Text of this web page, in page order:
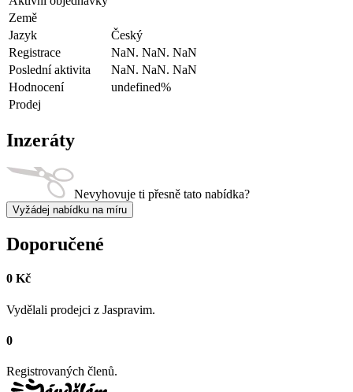
Země
Jazyk
Český
Registrace
NaN. NaN. NaN
Poslední aktivita
NaN. NaN. NaN
Hodnocení
undefined%
Prodej
Inzeráty
Nevyhovuje ti přesně tato nabídka?
Vyžádej nabídku na míru
Doporučené
0 Kč
Vydělali prodejci z Jaspravim.
0
Registrovaných členů.